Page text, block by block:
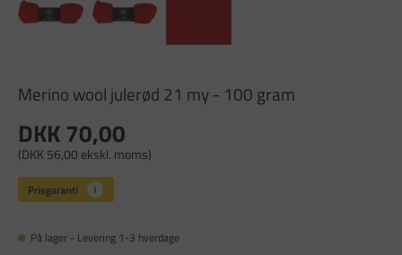
Merino wool julerød 21 my - 100 gram
DKK 70,00
(DKK 56,00 ekskl. moms)
På lager - Levering 1-3 hverdage